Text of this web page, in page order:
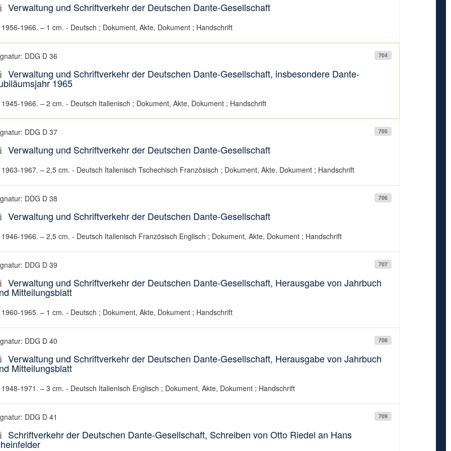
Verwaltung und Schriftverkehr der Deutschen Dante-Gesellschaft
1956-1966. – 1 cm. - Deutsch ; Dokument, Akte, Dokument ; Handschrift
704
DDG D 36
Verwaltung und Schriftverkehr der Deutschen Dante-Gesellschaft, insbesondere Dante-
1965
1945-1966. – 2 cm. - Deutsch Italienisch ; Dokument, Akte, Dokument ; Handschrift
705
DDG D 37
Verwaltung und Schriftverkehr der Deutschen Dante-Gesellschaft
1963-1967. – 2,5 cm. - Deutsch Italienisch Tschechisch Französisch ; Dokument, Akte, Dokument ; Handschrift
706
DDG D 38
Verwaltung und Schriftverkehr der Deutschen Dante-Gesellschaft
1946-1966. – 2,5 cm. - Deutsch Italienisch Französisch Englisch ; Dokument, Akte, Dokument ; Handschrift
707
DDG D 39
Verwaltung und Schriftverkehr der Deutschen Dante-Gesellschaft, Herausgabe von Jahrbuch
Mitteilungsblatt
1960-1965. – 1 cm. - Deutsch ; Dokument, Akte, Dokument ; Handschrift
708
DDG D 40
Verwaltung und Schriftverkehr der Deutschen Dante-Gesellschaft, Herausgabe von Jahrbuch
Mitteilungsblatt
1948-1971. – 3 cm. - Deutsch Italienisch Englisch ; Dokument, Akte, Dokument ; Handschrift
709
DDG D 41
Schriftverkehr der Deutschen Dante-Gesellschaft, Schreiben von Otto Riedel an Hans